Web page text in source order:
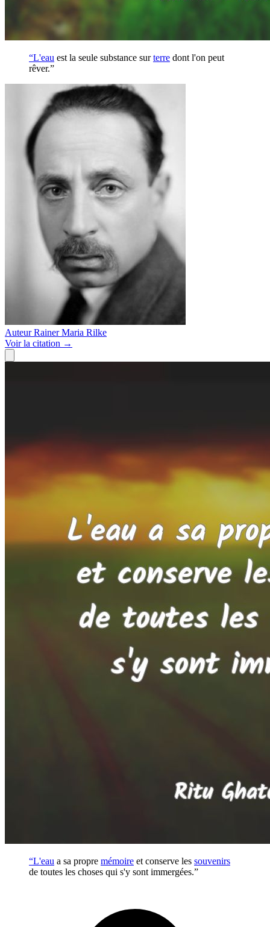
“L'eau est la seule substance surterre dont l'on peut
rêver.”
Auteur Rainer Maria Rilke
Voirla citation →
“L'eau a sa propre mémoire et conserve les souvenirs
de toutes les choses qui s'y sont immergées.”